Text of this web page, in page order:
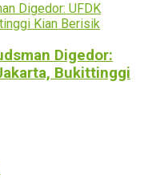
Digedor:
Bukittinggi